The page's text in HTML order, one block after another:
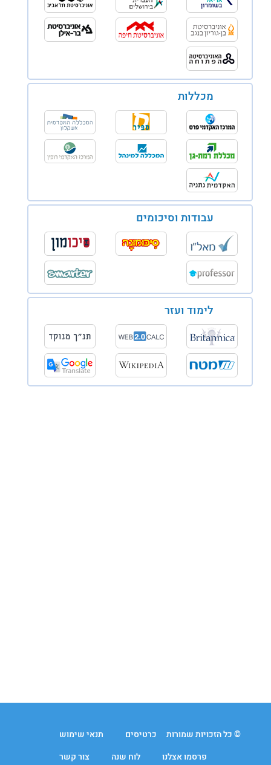
מכללות
עבודות וסיכומים
לימוד ועזר
© כל הזכויות שמורות כרטיסים
תנאי שימוש
פרסמו אצלנו
לוח שנה צור קשר